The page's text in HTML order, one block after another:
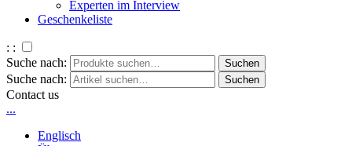
Experten im Interview
Geschenkeliste
: :
Suche nach:
Suche nach:
Contact us
...
Englisch